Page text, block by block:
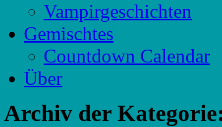
Vampirgeschichten
Gemischtes
Countdown Calendar
Über
Archiv der